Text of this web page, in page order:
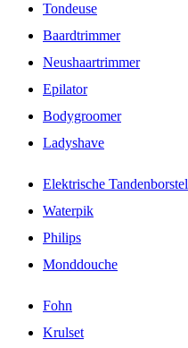
Tondeuse
Baardtrimmer
Neushaartrimmer
Epilator
Bodygroomer
Ladyshave
Elektrische Tandenborstel
Waterpik
Philips
Monddouche
Fohn
Krulset